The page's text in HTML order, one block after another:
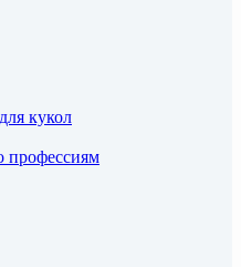
кукол
профессиям